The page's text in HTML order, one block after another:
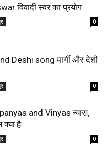
विवादी स्वर का प्रयोग
0
Deshi song मार्गी और देशी
0
and Vinyas न्यास,
क्या है
0